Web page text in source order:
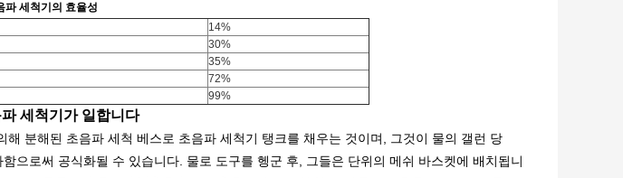
파 세척기의 효율성
14%
30%
35%
72%
99%
세척기가 일합니다
해 분해된 초음파 세척 베스로 초음파 세척기 탱크를 채우는 것이며, 그것이 물의 갤런 당
으로써 공식화될 수 있습니다. 물로 도구를 헹군 후, 그들은 단위의 메쉬 바스켓에 배치됩니